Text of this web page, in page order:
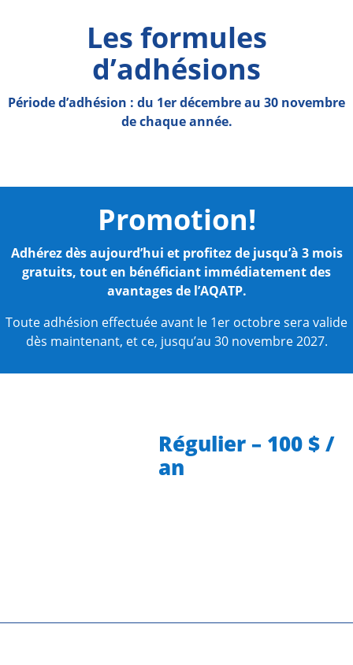
Les formules
d’adhésions
Période d’adhésion : du 1er décembre au 30 novembre
de chaque année.
Promotion!
Adhérez dès aujourd’hui et profitez de jusqu’à 3 mois
gratuits, tout en bénéficiant immédiatement des
avantages de l’AQATP.
Toute adhésion effectuée avant le 1er octobre sera valide
dès maintenant, et ce, jusqu’au 30 novembre 2027.
Régulier – 100 $ /
an